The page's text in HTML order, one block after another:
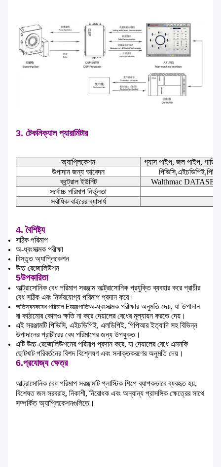
3. টেকনিক্যাল প্যারামিটার
অ্যাপ্লিকেশন
গ্যাস পাইপ, জল পাইপ, গাড়ি
উপাদান জন্য আবেদন
কন্ট্রোল ইউনিট
Walthmac DATASE
সর্বোচ্চ পরিমাপ নির্ভুলতা
সর্বাধিক বাইরের ব্যাসার্ধ
4. বৈশিষ্ট্য
সঠিক পরিমাপ
অ-ধ্বংসাত্মক পরীক্ষা
বিস্তৃত অ্যাপ্লিকেশন
উচ্চ রেজোলিউশন
5উপকারিতা
আল্ট্রাসোনিক বেধ পরিমাপ সরঞ্জাম আল্ট্রাসোনিক প্রযুক্তি ব্যবহার করে প্রাচীর
বেধ সঠিক এবং নির্ভরযোগ্য পরিমাপ প্রদান করে।
অতিস্বনকবেধ পরিমাপ Eযন্ত্রপাতিঅ-ধ্বংসাত্মক পরীক্ষার অনুমতি দেয়, যা উপাদান
বা কাঠামোর কোনও ক্ষতি না করে দেয়ালের বেধের মূল্যায়ন করতে দেয়।
এই সরঞ্জামটি পিভিসি, এইচডিপিই, এলডিপিই, পিপিআর ইত্যাদি সহ বিভিন্ন
উপাদানের প্রাচীরের বেধ পরিমাপের জন্য উপযুক্ত।
এটি উচ্চ-রেজোলিউশনের পরিমাপ প্রদান করে, যা দেয়ালের বেধে এমনকি
ছোটখাট পরিবর্তনের বিশদ বিশ্লেষণ এবং সনাক্তকরণের অনুমতি দেয়।
6.প্রযোজ্য ক্ষেত্র
আল্ট্রাসোনিক বেধ পরিমাপ সরঞ্জামটি প্লাস্টিক শিল্পে ব্যাপকভাবে ব্যবহৃত হয়,
বিশেষত জল সরবরাহ, নিকাশী, নিরোধক এবং অন্যান্য প্রাসঙ্গিক ক্ষেত্রের সাথে
সম্পর্কিত অ্যাপ্লিকেশনগুলিতে।